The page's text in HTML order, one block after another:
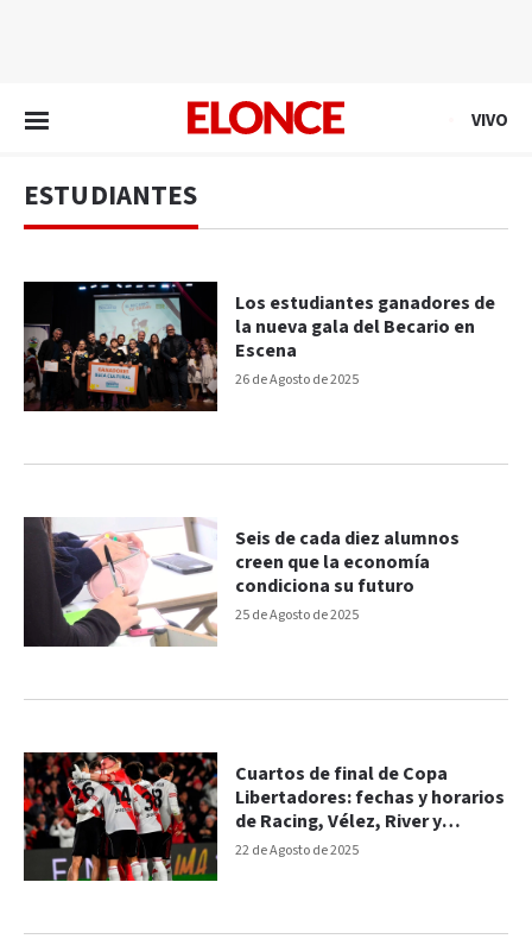
VIVO
ESTUDIANTES
26 de Agosto de 2025
Los estudiantes ganadores de
la nueva gala del Becario en
Escena
25 de Agosto de 2025
Seis de cada diez alumnos
creen que la economía
condiciona su futuro
22 de Agosto de 2025
Cuartos de final de Copa
Libertadores: fechas y horarios
de Racing, Vélez, River y
Estudiantes